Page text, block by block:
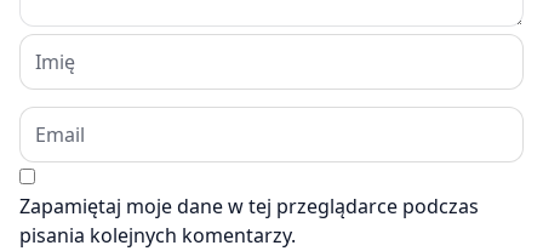
Zapamiętaj moje dane w tej przeglądarce podczas
pisania kolejnych komentarzy.